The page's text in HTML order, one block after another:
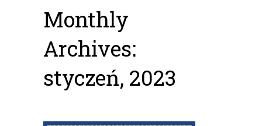
Monthly
Archives:
styczeń, 2023